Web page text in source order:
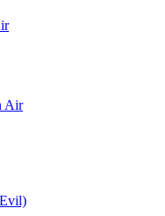
Air